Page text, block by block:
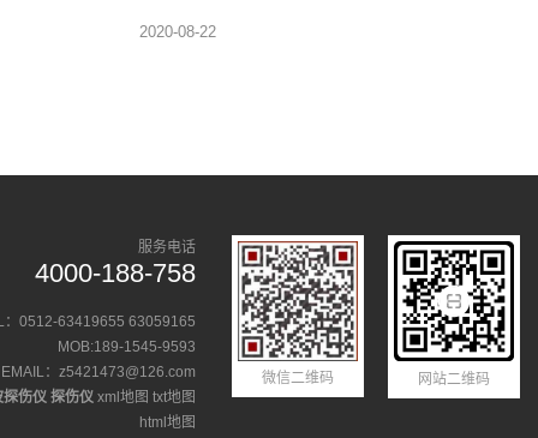
2020-08-22
微信二维码 网站二维码
服务电话
4000-188-758
：0512-63419655 63059165
MOB:189-1545-9593
EMAIL：z5421473@126.com
探伤仪 探伤仪 xml地图 txt地图
html地图